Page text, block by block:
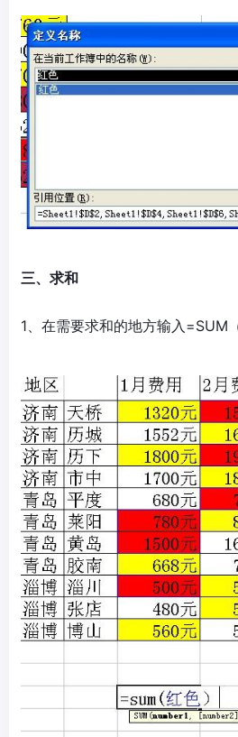
三、求和
1、在需要求和的地方输入=SUM